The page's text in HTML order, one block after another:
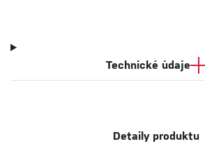
Technické údaje
Detaily produktu